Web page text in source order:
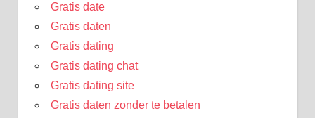
Gratis date
Gratis daten
Gratis dating
Gratis dating chat
Gratis dating site
Gratis daten zonder te betalen